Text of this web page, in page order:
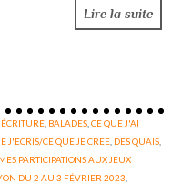
Lire la suite
BALADES ,CE QUE J'AI
J'ECRIS/CE QUE JE CREE DES QUAIS
MES PARTICIPATIONS AUX JEUX
DU 2 AU 3 FÉVRIER 2023